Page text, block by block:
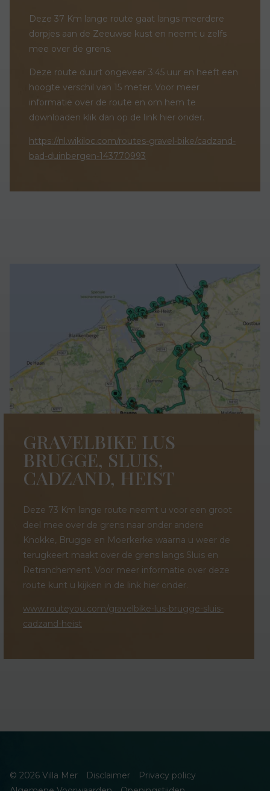
Deze 37 Km lange route gaat langs meerdere
dorpjes aan de Zeeuwse kust en neemt u zelfs
mee over de grens.
Deze route duurt ongeveer 3:45 uur en heeft een
hoogte verschil van 15 meter. Voor meer
informatie over de route en om hem te
downloaden klik dan op de link hier onder.
https://nl.wikiloc.com/routes-gravel-bike/cadzand-
bad-duinbergen-143770993
GRAVELBIKE LUS
BRUGGE, SLUIS,
CADZAND, HEIST
Deze 73 Km lange route neemt u voor een groot
deel mee over de grens naar onder andere
Knokke, Brugge en Moerkerke waarna u weer de
terugkeert maakt over de grens langs Sluis en
Retranchement. Voor meer informatie over deze
route kunt u kijken in de link hier onder.
www.routeyou.com/gravelbike-lus-brugge-sluis-
cadzand-heist
© 2026 Villa Mer Disclaimer
Privacy policy